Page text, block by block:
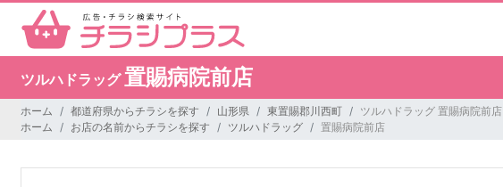
ツルハドラッグ 置賜病院前店
ホーム 都道府県からチラシを探す 山形県 東置賜郡川西町
ツルハドラッグ 置賜病院前店
ホーム
お店の名前からチラシを探す ツルハドラッグ 置賜病院前店